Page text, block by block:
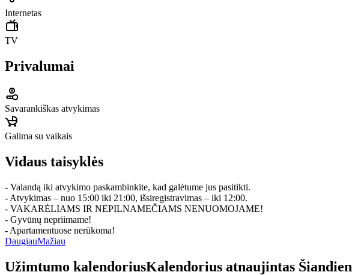
Internetas
TV
Privalumai
Savarankiškas atvykimas
Galima su vaikais
Vidaus taisyklės
- Valandą iki atvykimo paskambinkite, kad galėtume jus pasitikti.
- Atvykimas – nuo 15:00 iki 21:00, išsiregistravimas – iki 12:00.
- VAKARĖLIAMS IR NEPILNAMEČIAMS NENUOMOJAME!
- Gyvūnų nepriimame!
- Apartamentuose nerūkoma!
DaugiauMažiau
Užimtumo kalendoriusKalendorius atnaujintas Šiandien